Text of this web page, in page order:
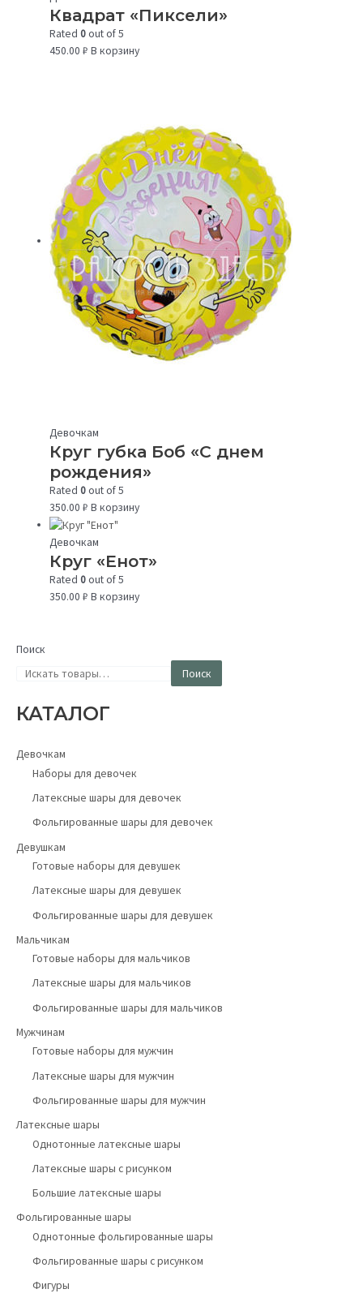
Поиск
Поиск
КАТАЛОГ
Девочкам
Наборы для девочек
Латексные шары для девочек
Фольгированные шары для девочек
Девушкам
Готовые наборы для девушек
Латексные шары для девушек
Фольгированные шары для девушек
Мальчикам
Готовые наборы для мальчиков
Латексные шары для мальчиков
Фольгированные шары для мальчиков
Мужчинам
Готовые наборы для мужчин
Латексные шары для мужчин
Фольгированные шары для мужчин
Латексные шары
Однотонные латексные шары
Латексные шары с рисунком
Большие латексные шары
Фольгированные шары
Однотонные фольгированные шары
Фольгированные шары с рисунком
Фигуры
Квадрат «Пиксели»
Rated0out of 5
450.00₽ В корзину
Девочкам
Круг губка Боб «С днем
рождения»
Rated0out of 5
350.00₽ В корзину
Девочкам
Круг «Енот»
Rated0out of 5
350.00₽ В корзину